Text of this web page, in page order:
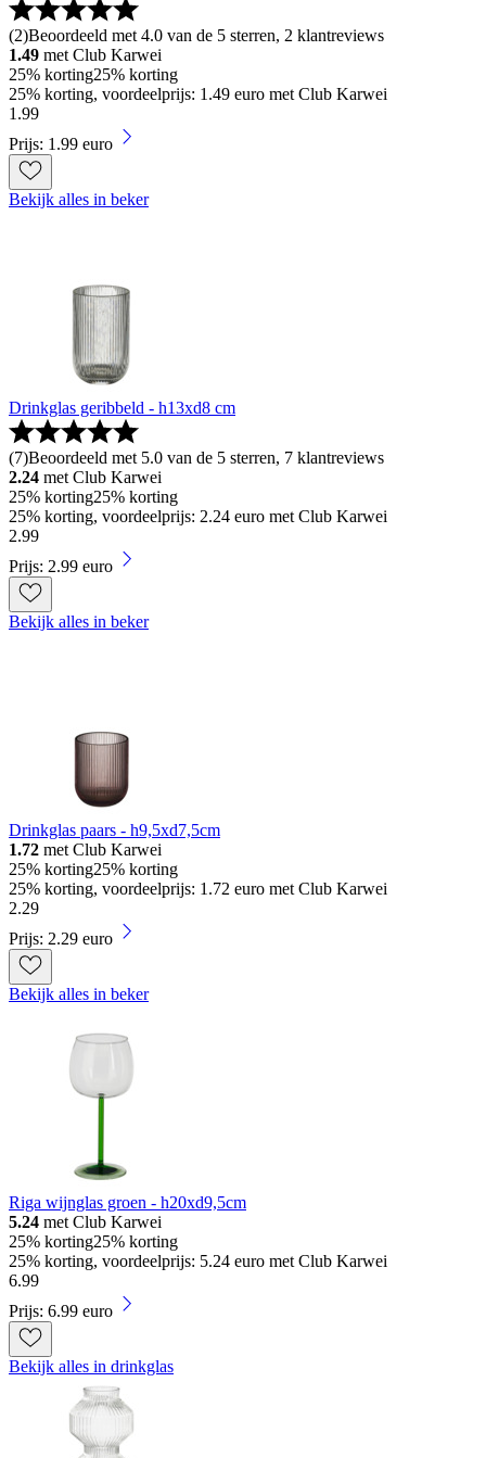
(2)Beoordeeld met 4.0 van de 5 sterren, 2 klantreviews
1.49 met Club Karwei
25% korting25% korting
25% korting, voordeelprijs: 1.49 euro met Club Karwei
1 .99
Prijs: 1.99 euro
Bekijk alles in beker
Drinkglas geribbeld - h13xd8 cm
(7)Beoordeeld met 5.0 van de 5 sterren, 7 klantreviews
2.24 met Club Karwei
25% korting25% korting
25% korting, voordeelprijs: 2.24 euro met Club Karwei
2.99
Prijs: 2.99 euro
Bekijk alles in beker
Drinkglas paars - h9,5xd7,5cm
1.72 met Club Karwei
25% korting25% korting
25% korting, voordeelprijs: 1.72 euro met Club Karwei
2.29
Prijs: 2.29 euro
Bekijk alles in beker
Riga wijnglas groen - h20xd9,5cm
5.24 met Club Karwei
25% korting25% korting
25% korting, voordeelprijs: 5.24 euro met Club Karwei
6.99
Prijs: 6.99 euro
Bekijk alles in drinkglas